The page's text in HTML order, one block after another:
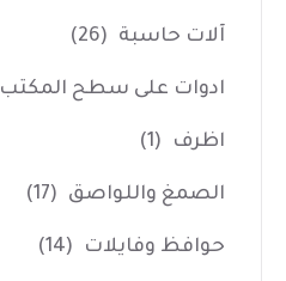
آلات حاسبة (26)
ادوات على سطح المكتب
اظرف (1)
الصمغ واللواصق (17)
حوافظ وفايلات (14)